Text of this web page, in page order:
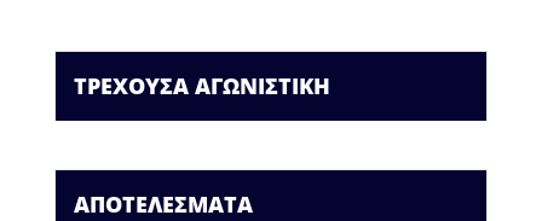
ΤΡΕΧΟΥΣΑ ΑΓΩΝΙΣΤΙΚΗ
ΑΠΟΤΕΛΕΣΜΑΤΑ